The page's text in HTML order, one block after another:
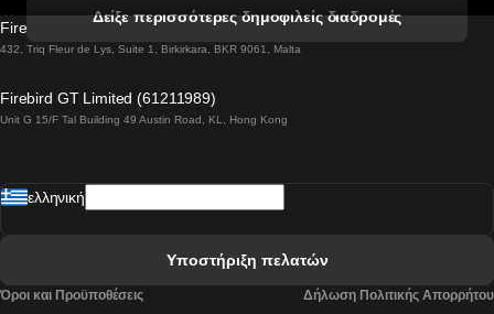
Βιέννη προς Σάλτσμπουργκ Τρένα
Βουδαπέστη προς Πράγα Tρένο
Δείξε περισσότερες δημοφιλείς διαδρομές
Firebird GT Limited (OC 1451)
432, Triq Fleur de Lys, Suite 1, Birkirkara, BKR 9061, Malta
Firebird GT Limited (61211989)
Unit G 15/F Tal Building 49 Austin Road, KL, Hong Kong
ελληνική
Υποστήριξη πελατών
Όροι και Προϋποθέσεις Δήλωση Πολιτικής Απορρήτου